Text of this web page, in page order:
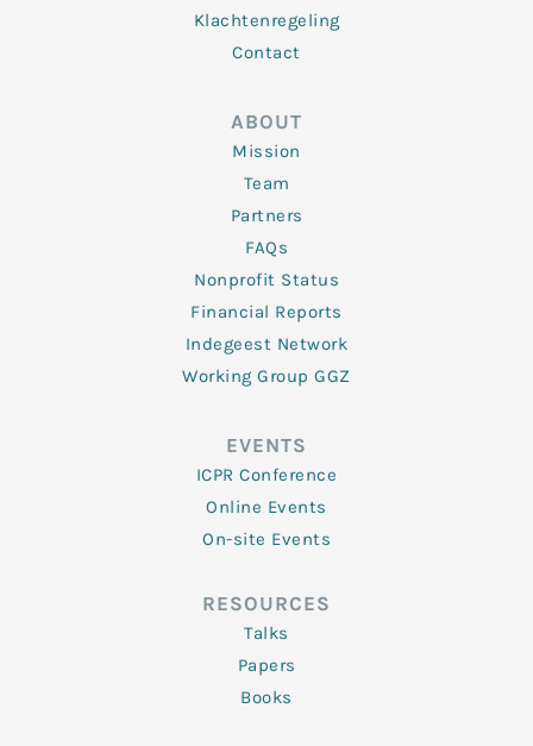
Klachtenregeling
Contact
ABOUT
Mission
Team
Partners
FAQs
Nonprofit Status
Financial Reports
Indegeest Network
Working Group GGZ
EVENTS
ICPR Conference
Online Events
On-site Events
RESOURCES
Talks
Papers
Books